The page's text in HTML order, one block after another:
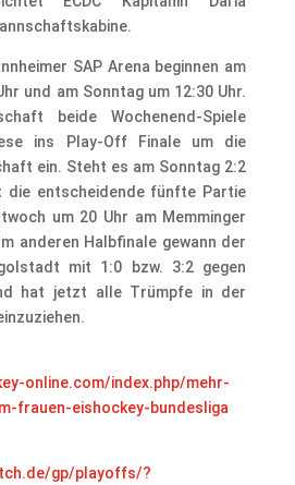
SAP Arena beginnen am
und am Sonntag um 12:30 Uhr.
beide Wochenend-Spiele
ins Play-Off Finale um die
ein. Steht es am Sonntag 2:2
die entscheidende fünfte Partie
um 20 Uhr am Memminger
anderen Halbfinale gewann der
mit 1:0 bzw. 3:2 gegen
hat jetzt alle Trümpfe in der
online.com/index.php/mehr-
frauen-eishockey-bundesliga
gp/playoffs/?